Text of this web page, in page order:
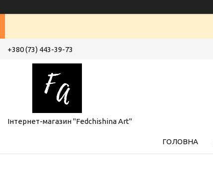
+380 (73) 443-39-73
Інтернет-магазин "Fedchishina Art"
ГОЛОВНА